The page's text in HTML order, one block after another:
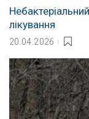
лікування
20.04.2026